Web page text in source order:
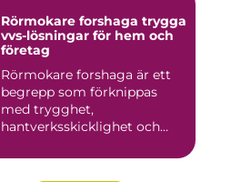
Rörmokare forshaga trygga
vvs-lösningar för hem och
företag
Rörmokare forshaga är ett
begrepp som förknippas
med trygghet,
hantverksskicklighet och